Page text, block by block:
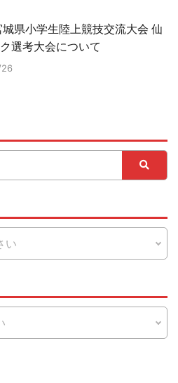
県小学生陸上競技交流大会 仙
選考大会について